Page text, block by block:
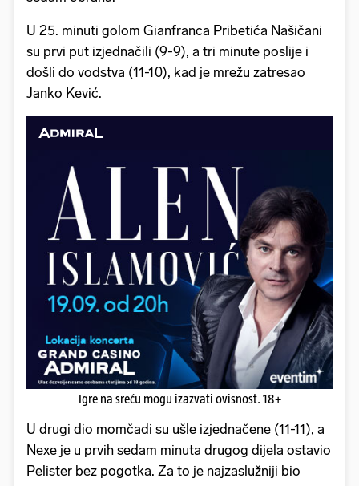
U 25. minuti golom Gianfranca Pribetića Našičani
su prvi put izjednačili (9-9), a tri minute poslije i
došli do vodstva (11-10), kad je mrežu zatresao
Janko Kević.
Igre na sreću mogu izazvati ovisnost. 18+
U drugi dio momčadi su ušle izjednačene (11-11), a
Nexe je u prvih sedam minuta drugog dijela ostavio
Pelister bez pogotka. Za to je najzaslužniji bio